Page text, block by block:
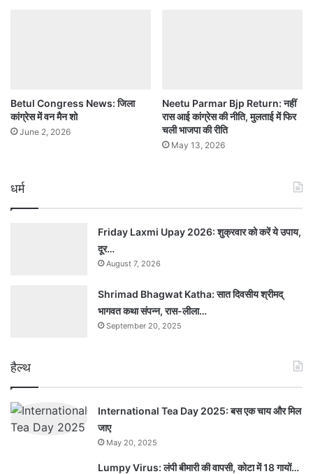
Betul Congress News: जिला
कांग्रेस में वन मैन शो
June 2, 2026
Neetu Parmar Bjp Return: नहीं
रास आई कांग्रेस की नीति, मुलताई में फिर
चली भाजपा की रीति
May 13, 2026
धर्म
Friday Laxmi Upay 2026: शुक्रवार को करें ये उपाय,
दूर…
August 7, 2026
Shrimad Bhagwat Katha: सात दिवसीय श्रीमद्
भागवत कथा संपन्न, रास-लीला…
September 20, 2025
हैल्थ
International Tea Day 2025: बस एक चाय और मिल
जाए
May 20, 2025
Lumpy Virus: लंपी बीमारी की वापसी, कोटा में 18 गायों…